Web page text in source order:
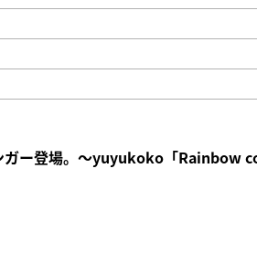
ガー登場。〜yuyukoko「Rainbow